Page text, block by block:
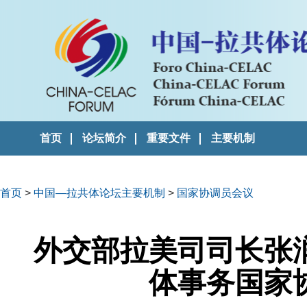
首页 论坛简介 重要文件 主要机制
首页 > 中国—拉共体论坛主要机制 > 国家协调员会议
外交部拉美司司长张
体事务国家